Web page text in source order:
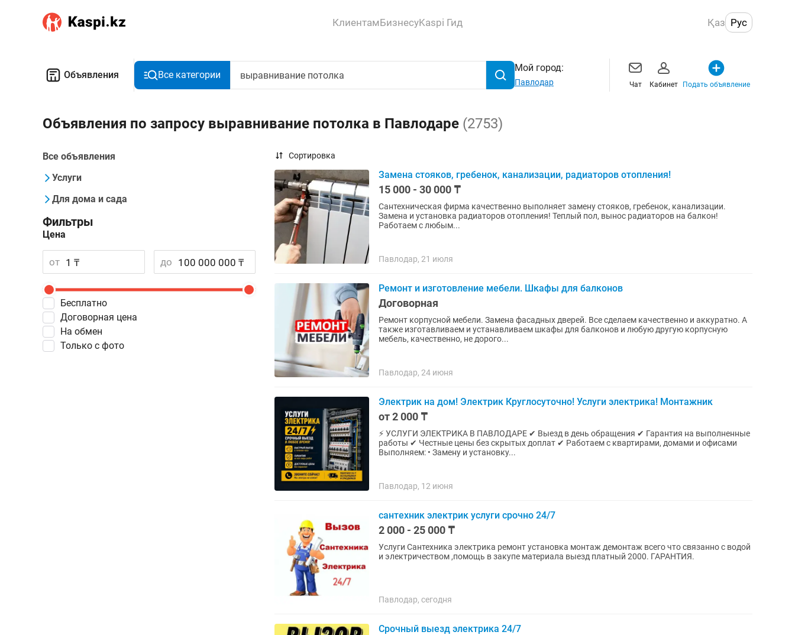
КлиентамБизнесуKaspi Гид Қаз Рус
Объявления Все категории
Мой город:
Павлодар Чат Кабинет Подать объявление
Объявления по запросу выравнивание потолка в Павлодаре (2753)
Все объявления
Услуги
Для дома и сада
Фильтры
Цена
от до
Бесплатно
Договорная цена
На обмен
Только с фото
Сортировка
Замена стояков, гребенок, канализации, радиаторов отопления!
15 000 - 30 000 ₸
Сантехническая фирма качественно выполняет замену стояков, гребенок, канализации.
Замена и установка радиаторов отопления! Теплый пол, вынос радиаторов на балкон!
Работаем с любым...
Павлодар, 21 июля
Ремонт и изготовление мебели. Шкафы для балконов
Договорная
Ремонт корпусной мебели. Замена фасадных дверей. Все сделаем качественно и аккуратно. А
также изготавливаем и устанавливаем шкафы для балконов и любую другую корпусную
мебель, качественно, не дорого...
Павлодар, 24 июня
Электрик на дом! Электрик Круглосуточно! Услуги электрика! Монтажник
от 2 000 ₸
⚡ УСЛУГИ ЭЛЕКТРИКА В ПАВЛОДАРЕ ✔ Выезд в день обращения ✔ Гарантия на выполненные
работы ✔ Честные цены без скрытых доплат ✔ Работаем с квартирами, домами и офисами
Выполняем: • Замену и установку...
Павлодар, 12 июня
сантехник электрик услуги срочно 24/7
2 000 - 25 000 ₸
Услуги Сантехника электрика ремонт установка монтаж демонтаж всего что связанно с водой
и электричеством ,помощь в закупе материала выезд платный 2000. ГАРАНТИЯ.
Павлодар, сегодня
Срочный выезд электрика 24/7